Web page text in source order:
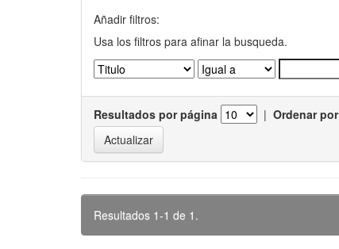
Añadir filtros:
Usa los filtros para afinar la busqueda.
Resultados por página | Ordenar por
Resultados 1-1 de 1.